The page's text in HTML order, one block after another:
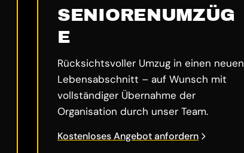
SENIORENUMZÜG
E
Rücksichtsvoller Umzug in einen neuen
Lebensabschnitt – auf Wunsch mit
vollständiger Übernahme der
Organisation durch unser Team.
Kostenloses Angebot anfordern